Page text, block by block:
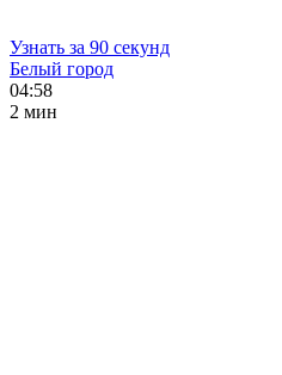
Узнать за 90 секунд
Белый город
04:58
2 мин